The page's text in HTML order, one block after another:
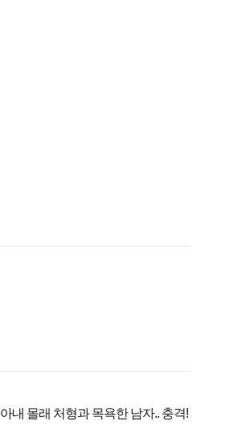
아내 몰래 처형과 목욕한 남자.. 충격!